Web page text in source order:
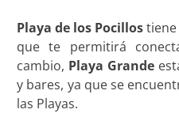
Playa de los Pocillos
que te permitirá
cambio, Playa Grande
y bares, ya que se
las Playas.